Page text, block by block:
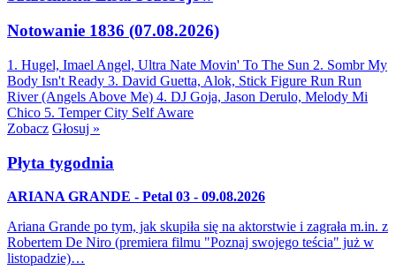
Notowanie 1836 (07.08.2026)
1. Hugel, Imael Angel, Ultra Nate Movin' To The Sun 2. Sombr My
Body Isn't Ready 3. David Guetta, Alok, Stick Figure Run Run
River (Angels Above Me) 4. DJ Goja, Jason Derulo, Melody Mi
Chico 5. Temper City Self Aware
Zobacz Głosuj »
Płyta tygodnia
ARIANA GRANDE - Petal 03 - 09.08.2026
Ariana Grande po tym, jak skupiła się na aktorstwie i zagrała m.in. z
Robertem De Niro (premiera filmu "Poznaj swojego teścia" już w
listopadzie)…